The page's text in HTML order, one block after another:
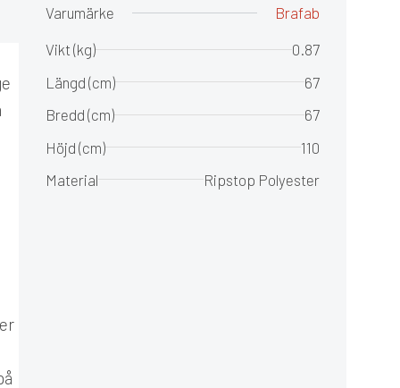
Varumärke
Brafab
Vikt (kg)
0.87
Längd (cm)
67
Bredd (cm)
67
Höjd (cm)
110
Material
Ripstop Polyester